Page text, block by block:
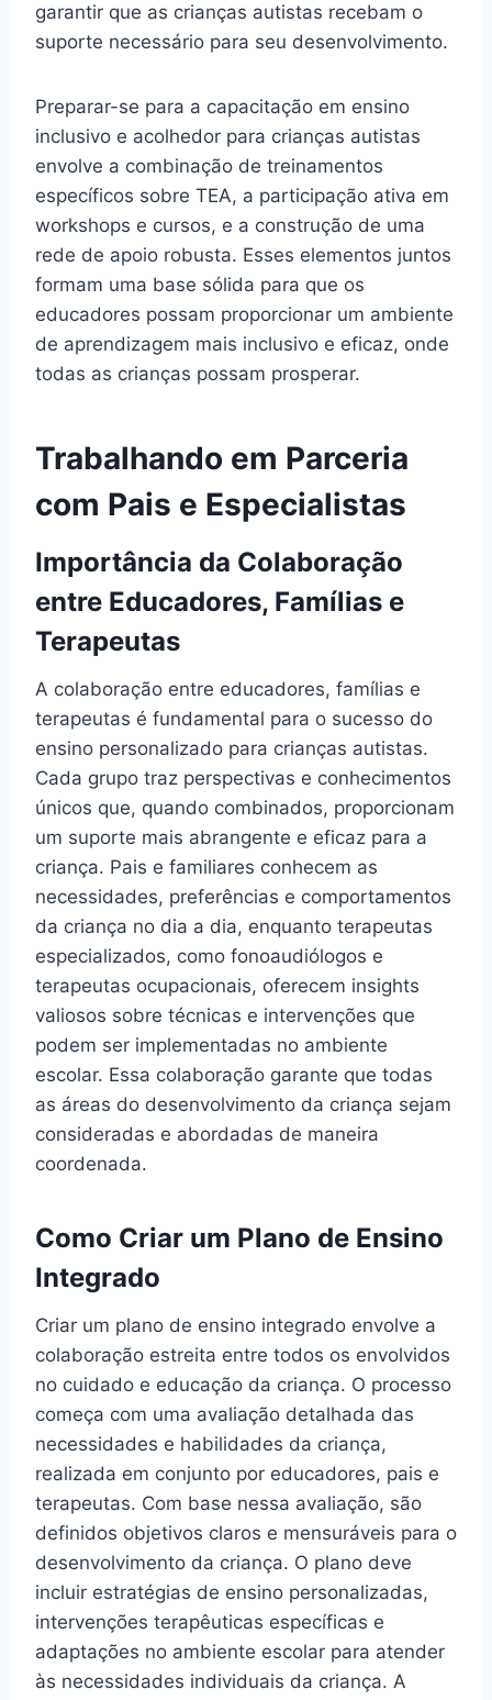
garantir que as crianças autistas recebam o
suporte necessário para seu desenvolvimento.
Preparar-se para a capacitação em ensino
inclusivo e acolhedor para crianças autistas
envolve a combinação de treinamentos
específicos sobre TEA, a participação ativa em
workshops e cursos, e a construção de uma
rede de apoio robusta. Esses elementos juntos
formam uma base sólida para que os
educadores possam proporcionar um ambiente
de aprendizagem mais inclusivo e eficaz, onde
todas as crianças possam prosperar.
Trabalhando em Parceria
com Pais e Especialistas
Importância da Colaboração
entre Educadores, Famílias e
Terapeutas
A colaboração entre educadores, famílias e
terapeutas é fundamental para o sucesso do
ensino personalizado para crianças autistas.
Cada grupo traz perspectivas e conhecimentos
únicos que, quando combinados, proporcionam
um suporte mais abrangente e eficaz para a
criança. Pais e familiares conhecem as
necessidades, preferências e comportamentos
da criança no dia a dia, enquanto terapeutas
especializados, como fonoaudiólogos e
terapeutas ocupacionais, oferecem insights
valiosos sobre técnicas e intervenções que
podem ser implementadas no ambiente
escolar. Essa colaboração garante que todas
as áreas do desenvolvimento da criança sejam
consideradas e abordadas de maneira
coordenada.
Como Criar um Plano de Ensino
Integrado
Criar um plano de ensino integrado envolve a
colaboração estreita entre todos os envolvidos
no cuidado e educação da criança. O processo
começa com uma avaliação detalhada das
necessidades e habilidades da criança,
realizada em conjunto por educadores, pais e
terapeutas. Com base nessa avaliação, são
definidos objetivos claros e mensuráveis para o
desenvolvimento da criança. O plano deve
incluir estratégias de ensino personalizadas,
intervenções terapêuticas específicas e
adaptações no ambiente escolar para atender
às necessidades individuais da criança. A